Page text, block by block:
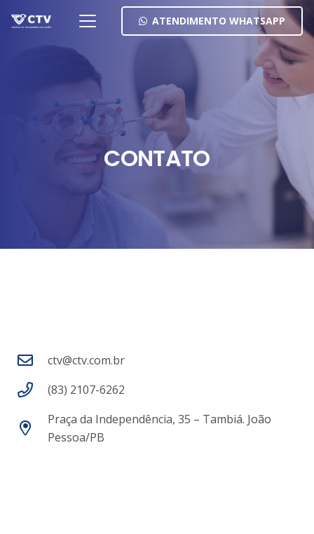
ATENDIMENTO WHATSAPP
CONTATO
ctv@ctv.com.br
(83) 2107-6262
Praça da Independência, 35 – Tambiá. João
Pessoa/PB